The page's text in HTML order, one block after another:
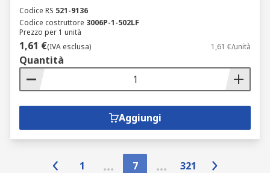
Codice RS 521-9136
Codice costruttore 3006P-1-502LF
Prezzo per 1 unità
1,61 €(IVA esclusa) 1,61 €/unità
Quantità
Aggiungi
1 7
321